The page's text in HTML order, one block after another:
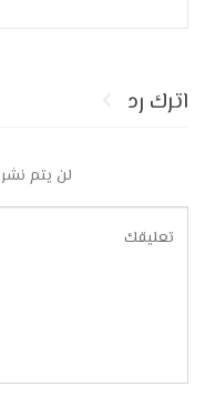
اترك رد
لن يتم